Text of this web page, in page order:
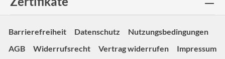
Barrierefreiheit Datenschutz
Nutzungsbedingungen
AGB
Widerrufsrecht Vertrag widerrufen Impressum